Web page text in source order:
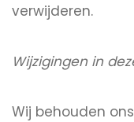
verwijderen.
Wijzigingen in
Wij behouden